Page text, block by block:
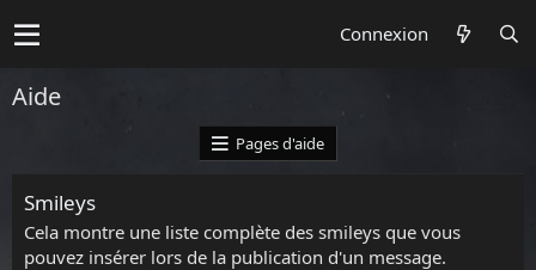
Connexion
Aide
Pages d'aide
Smileys
Cela montre une liste complète des smileys que vous
pouvez insérer lors de la publication d'un message.